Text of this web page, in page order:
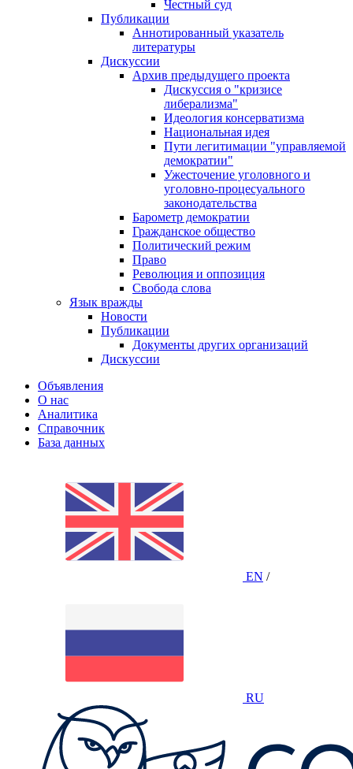
Честный суд
Публикации
Аннотированный указатель
литературы
Дискуссии
Архив предыдущего проекта
Дискуссия о "кризисе
либерализма"
Идеология консерватизма
Национальная идея
Пути легитимации "управляемой
демократии"
Ужесточение уголовного и
уголовно-процесуального
законодательства
Барометр демократии
Гражданское общество
Политический режим
Право
Революция и оппозиция
Свобода слова
Язык вражды
Новости
Публикации
Документы других организаций
Дискуссии
Объявления
О нас
Аналитика
Справочник
База данных
EN /
RU